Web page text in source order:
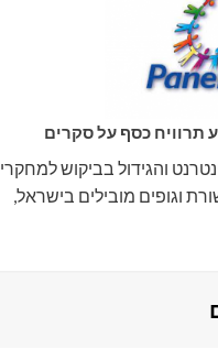
והגידול בביקוש למחקרי
וגופים מובילים בישראל,